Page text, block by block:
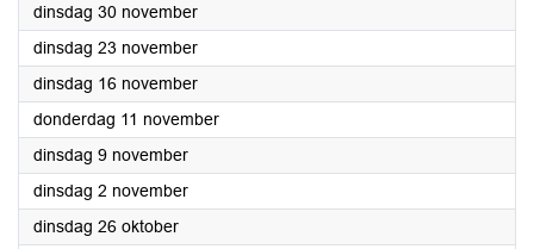
dinsdag 30 november2021
dinsdag 23 november2021
dinsdag 16 november2021
donderdag 11 november2021
dinsdag 9 november2021
dinsdag 2 november2021
dinsdag 26 oktober2021